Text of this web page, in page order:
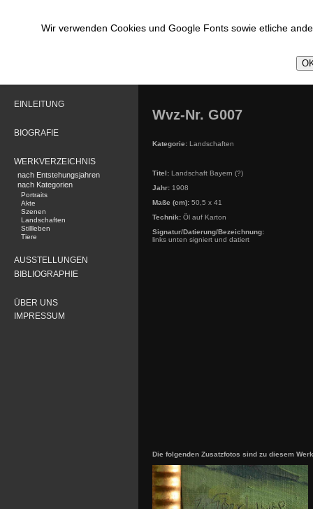
Wir verwenden Cookies und Google Fonts sowie etliche
EINLEITUNG
BIOGRAFIE
WERKVERZEICHNIS
nach Entstehungsjahren
nach Kategorien
Portraits
Akte
Szenen
Landschaften
Stillleben
Tiere
AUSSTELLUNGEN
BIBLIOGRAPHIE
ÜBER UNS
IMPRESSUM
Wvz-Nr. G007
Kategorie: Landschaften
Titel: Landschaft Bayern (?)
Jahr: 1908
Maße (cm): 50,5 x 41
Technik: Öl auf Karton
Signatur/Datierung/Bezeichnung:
links unten signiert und datiert
Die folgenden Zusatzfotos sind zu diesem